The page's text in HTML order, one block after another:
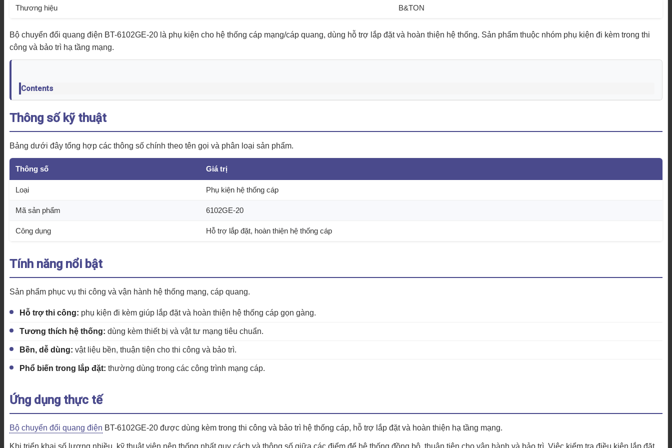
Thương hiệu B&TON
Bộ chuyển đổi quang điện BT-6102GE-20 là phụ kiện cho hệ thống cáp mạng/cáp quang, dùng hỗ trợ lắp đặt và hoàn thiện hệ thống. Sản phẩm thuộc nhóm phụ kiện đi kèm trong thi
công và bảo trì hạ tầng mạng.
Contents
Thông số kỹ thuật
Bảng dưới đây tổng hợp các thông số chính theo tên gọi và phân loại sản phẩm.
Thông số Giá trị
Loại Phụ kiện hệ thống cáp
Mã sản phẩm 6102GE-20
Công dụng Hỗ trợ lắp đặt, hoàn thiện hệ thống cáp
Tính năng nổi bật
Sản phẩm phục vụ thi công và vận hành hệ thống mạng, cáp quang.
Hỗ trợ thi công: phụ kiện đi kèm giúp lắp đặt và hoàn thiện hệ thống cáp gọn gàng.
Tương thích hệ thống: dùng kèm thiết bị và vật tư mạng tiêu chuẩn.
Bền, dễ dùng: vật liệu bền, thuận tiện cho thi công và bảo trì.
Phổ biến trong lắp đặt: thường dùng trong các công trình mạng cáp.
Ứng dụng thực tế
Bộ chuyển đổi quang điện BT-6102GE-20 được dùng kèm trong thi công và bảo trì hệ thống cáp, hỗ trợ lắp đặt và hoàn thiện hạ tầng mạng.
Khi triển khai số lượng nhiều, kỹ thuật viên nên thống nhất quy cách và thông số giữa các điểm để hệ thống đồng bộ, thuận tiện cho vận hành và bảo trì. Việc kiểm tra điều kiện lắp đặt